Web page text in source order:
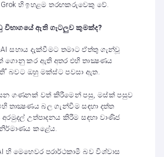
Grok හි ඉහළම තරඟකරුවෙකු වේ.
ඇති ගැටලුව කුමක්ද?
සහාය දැක්වීමට තමාට ඒත්තු ගැන්වූ
ගොනු කර ඇති අතර එහි තාක්‍ෂණය
බවට ඔහු මක්ස්ට පවසා ඇත.
ගණනක් වත් කිරීමෙන් පසු, මස්ක් පසුව
තාක්‍ෂණය බල ගැන්වීම සඳහා දත්ත
අරමුදල් උත්පාදනය කිරීම සඳහා වාණිජ
කළේය.
හි මෙහෙවර පරාර්ථකාමී බව විශ්වාස